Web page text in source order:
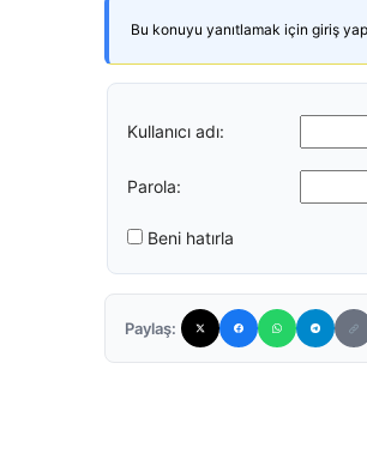
Bu konuyu yanıtlamak için giriş
Kullanıcı adı:
Parola:
Beni hatırla
Paylaş: